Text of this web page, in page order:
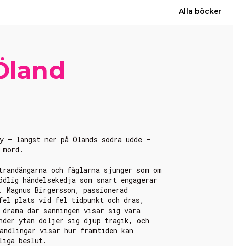
Alla böcker
längst ner på Ölands södra udde –
och fåglarna sjunger som om
händelsekedja som snart engagerar
Birgersson, passionerad
plats vid fel tidpunkt och dras,
där sanningen visar sig vara
ytan döljer sig djup tragik, och
visar hur framtiden kan
beslut.